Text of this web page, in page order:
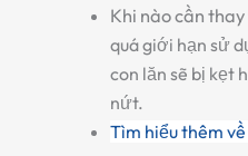
Khi nào cần thay
quá giới hạn sử
con lăn sẽ bị kẹt
nứt.
Tìm hiểu thêm